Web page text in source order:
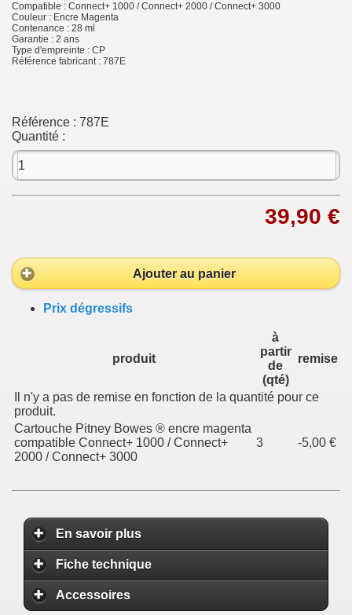
Compatible : Connect+ 1000 / Connect+ 2000 / Connect+ 3000
Couleur : Encre Magenta
Contenance : 28 ml
Garantie : 2 ans
Type d'empreinte : CP
Référence fabricant : 787E
Référence : 787E
Quantité :
39,90 €
Ajouter au panier
Prix dégressifs
produit
à
partir
de
(qté)
remise
Il n'y a pas de remise en fonction de la quantité pour ce
produit.
Cartouche Pitney Bowes ® encre magenta
compatible Connect+ 1000 / Connect+
2000 / Connect+ 3000
3 -5,00 €
En savoir plus
Fiche technique
Accessoires